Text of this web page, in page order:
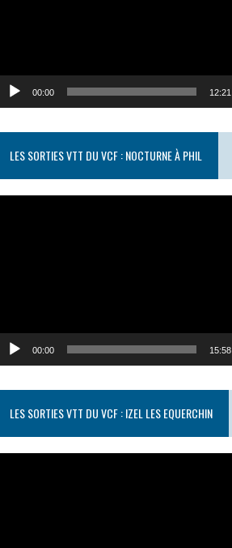
00:00 12:21
LES SORTIES VTT DU VCF : NOCTURNE À PHIL
00:00 15:58
LES SORTIES VTT DU VCF : IZEL LES EQUERCHIN